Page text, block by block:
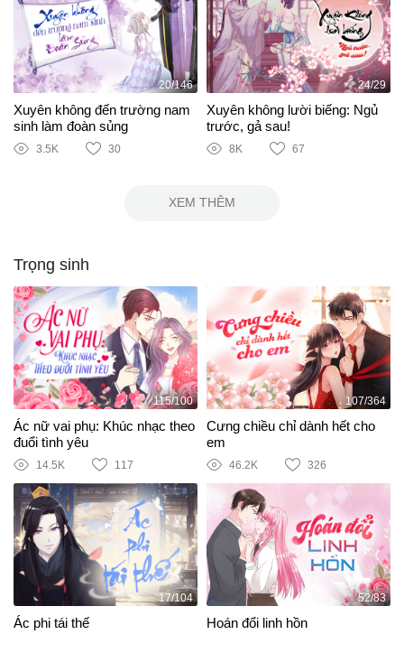
20/146
Xuyên không đến trường nam
sinh làm đoàn sủng
3.5K 30
24/29
Xuyên không lười biếng: Ngủ
trước, gả sau!
8K 67
XEM THÊM
Trọng sinh
115/100
Ác nữ vai phụ: Khúc nhạc theo
đuổi tình yêu
14.5K 117
107/364
Cưng chiều chỉ dành hết cho
em
46.2K 326
17/104
Ác phi tái thế
52/83
Hoán đổi linh hồn